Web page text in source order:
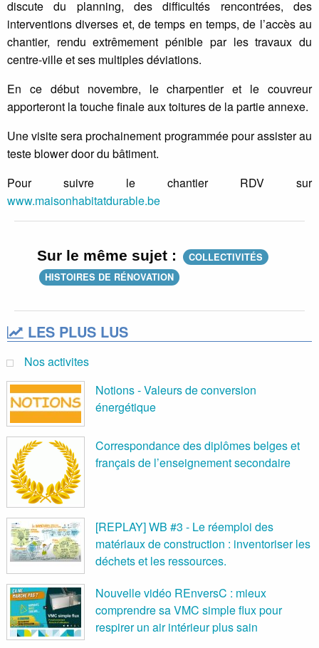
discute du planning, des difficultés rencontrées, des
interventions diverses et, de temps en temps, de l’accès au
chantier, rendu extrêmement pénible par les travaux du
centre-ville et ses multiples déviations.
En ce début novembre, le charpentier et le couvreur
apporteront la touche finale aux toitures de la partie annexe.
Une visite sera prochainement programmée pour assister au
teste blower door du bâtiment.
Pour suivre le chantier RDV sur
www.maisonhabitatdurable.be
Sur le même sujet :
COLLECTIVITÉS
HISTOIRES DE RÉNOVATION
LES PLUS LUS
Nos activites
Notions - Valeurs de conversion
énergétique
Correspondance des diplômes belges et
français de l’enseignement secondaire
[REPLAY] WB #3 - Le réemploi des
matériaux de construction : inventoriser les
déchets et les ressources.
Nouvelle vidéo REnversC : mieux
comprendre sa VMC simple flux pour
respirer un air intérieur plus sain